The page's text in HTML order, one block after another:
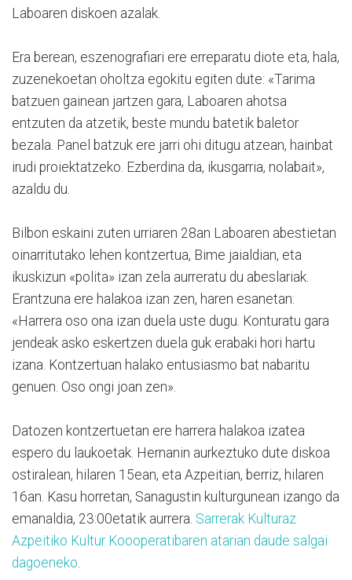
Laboaren diskoen azalak.
Era berean, eszenografiari ere erreparatu diote eta, hala,
zuzenekoetan oholtza egokitu egiten dute: «Tarima
batzuen gainean jartzen gara, Laboaren ahotsa
entzuten da atzetik, beste mundu batetik baletor
bezala. Panel batzuk ere jarri ohi ditugu atzean, hainbat
irudi proiektatzeko. Ezberdina da, ikusgarria, nolabait»,
azaldu du.
Bilbon eskaini zuten urriaren 28an Laboaren abestietan
oinarritutako lehen kontzertua, Bime jaialdian, eta
ikuskizun «polita» izan zela aurreratu du abeslariak.
Erantzuna ere halakoa izan zen, haren esanetan:
«Harrera oso ona izan duela uste dugu. Konturatu gara
jendeak asko eskertzen duela guk erabaki hori hartu
izana. Kontzertuan halako entusiasmo bat nabaritu
genuen. Oso ongi joan zen».
Datozen kontzertuetan ere harrera halakoa izatea
espero du laukoetak. Hernanin aurkeztuko dute diskoa
ostiralean, hilaren 15ean, eta Azpeitian, berriz, hilaren
16an. Kasu horretan, Sanagustin kulturgunean izango da
emanaldia, 23:00etatik aurrera. Sarrerak Kulturaz
Azpeitiko Kultur Koooperatibaren atarian daude salgai
dagoeneko